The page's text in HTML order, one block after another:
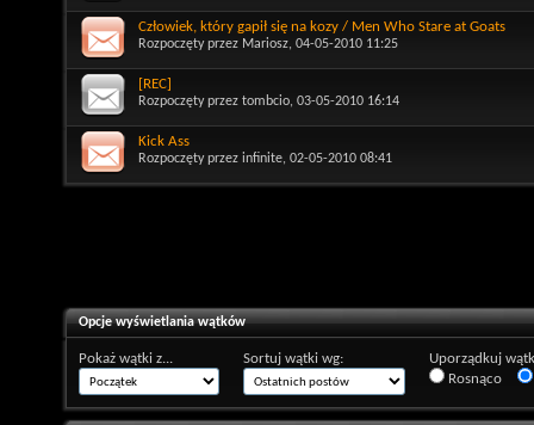
Człowiek, który gapił się na kozy / Men Who Stare at Goats
Rozpoczęty przez Mariosz, 04-05-2010 11:25
[REC]
Rozpoczęty przez tombcio, 03-05-2010 16:14
Kick Ass
Rozpoczęty przez infinite, 02-05-2010 08:41
Opcje wyświetlania wątków
Pokaż wątki z... Sortuj wątki wg:
Uporządkuj
Rosnąco